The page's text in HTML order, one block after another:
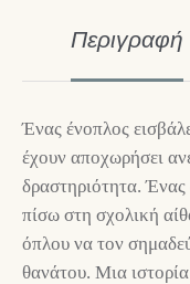
Περιγραφή
Ένας ένοπλος
έχουν αποχωρήσει
δραστηριότητα. Ένας
πίσω στη σχολική
όπλου να τον
θανάτου. Μια